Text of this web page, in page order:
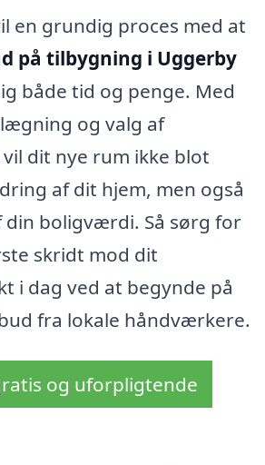
en grundig proces med at
på tilbygning i Uggerby
både tid og penge. Med
og valg af
dit nye rum ikke blot
af dit hjem, men også
din boligværdi. Så sørg for
skridt mod dit
i dag ved at begynde på
fra lokale håndværkere.
og uforpligtende